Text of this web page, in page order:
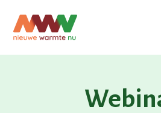
content